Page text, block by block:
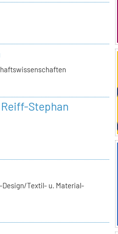
Stephan
Textil- u. Material-